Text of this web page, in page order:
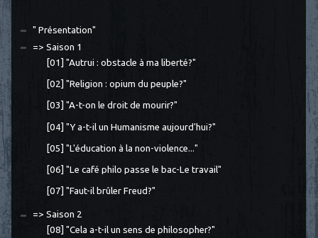
" Présentation"
=> Saison 1
[01] "Autrui : obstacle à ma liberté?"
[02] "Religion : opium du peuple?"
[03] "A-t-on le droit de mourir?"
[04] "Y a-t-il un Humanisme aujourd'hui?"
[05] "L'éducation à la non-violence..."
[06] "Le café philo passe le bac-Le travail"
[07] "Faut-il brûler Freud?"
=> Saison 2
[08] "Cela a-t-il un sens de philosopher?"